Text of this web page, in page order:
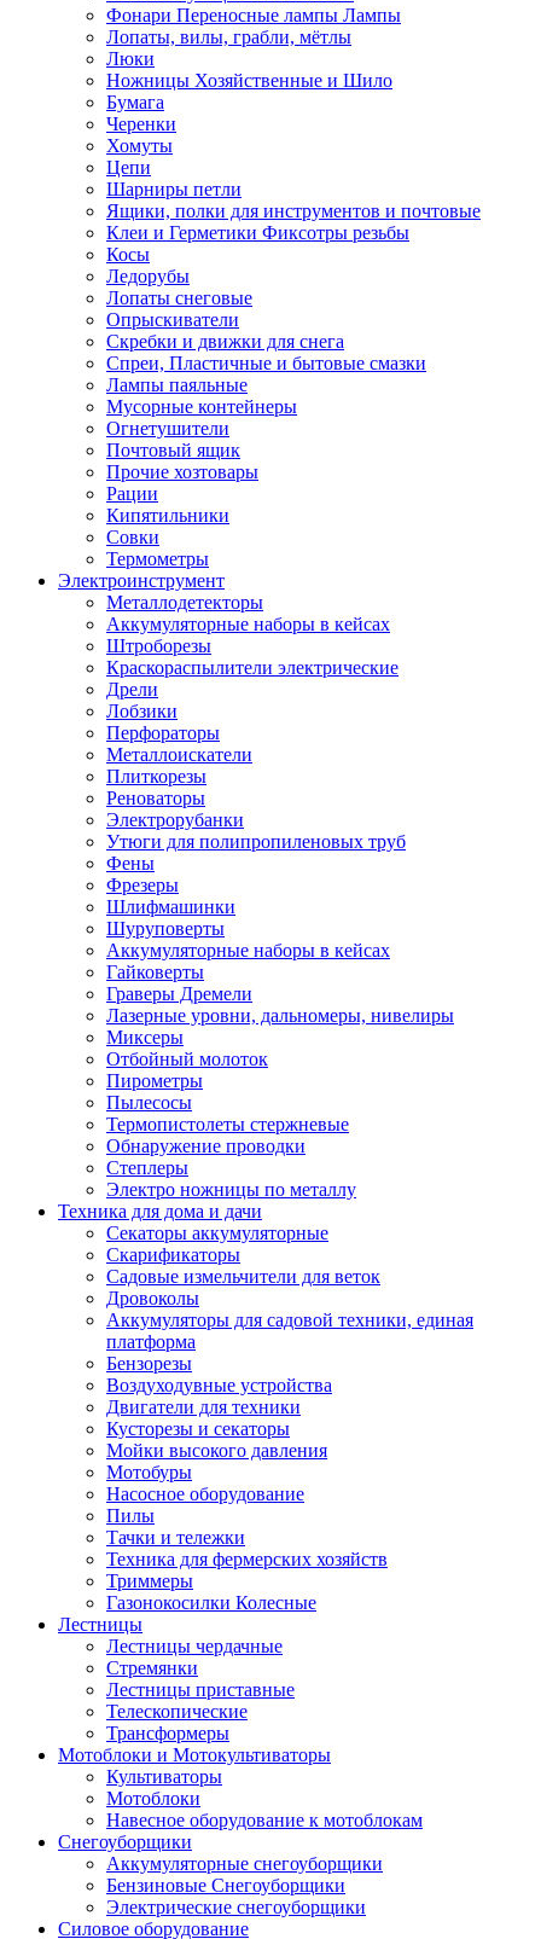
Фонари Переносные лампы Лампы
Лопаты, вилы, грабли, мётлы
Люки
Ножницы Хозяйственные и Шило
Бумага
Черенки
Хомуты
Цепи
Шарниры петли
Ящики, полки для инструментов и почтовые
Клеи и Герметики Фиксотры резьбы
Косы
Ледорубы
Лопаты снеговые
Опрыскиватели
Скребки и движки для снега
Спреи, Пластичные и бытовые смазки
Лампы паяльные
Мусорные контейнеры
Огнетушители
Почтовый ящик
Прочие хозтовары
Рации
Кипятильники
Совки
Термометры
Электроинструмент
Металлодетекторы
Аккумуляторные наборы в кейсах
Штроборезы
Краскораспылители электрические
Дрели
Лобзики
Перфораторы
Металлоискатели
Плиткорезы
Реноваторы
Электрорубанки
Утюги для полипропиленовых труб
Фены
Фрезеры
Шлифмашинки
Шуруповерты
Аккумуляторные наборы в кейсах
Гайковерты
Граверы Дремели
Лазерные уровни, дальномеры, нивелиры
Миксеры
Отбойный молоток
Пирометры
Пылесосы
Термопистолеты стержневые
Обнаружение проводки
Степлеры
Электро ножницы по металлу
Техника для дома и дачи
Секаторы аккумуляторные
Скарификаторы
Садовые измельчители для веток
Дровоколы
Аккумуляторы для садовой техники, единая
платформа
Бензорезы
Воздуходувные устройства
Двигатели для техники
Кусторезы и секаторы
Мойки высокого давления
Мотобуры
Насосное оборудование
Пилы
Тачки и тележки
Техника для фермерских хозяйств
Триммеры
Газонокосилки Колесные
Лестницы
Лестницы чердачные
Стремянки
Лестницы приставные
Телескопические
Трансформеры
Мотоблоки и Мотокультиваторы
Культиваторы
Мотоблоки
Навесное оборудование к мотоблокам
Снегоуборщики
Аккумуляторные снегоуборщики
Бензиновые Снегоуборщики
Электрические снегоуборщики
Силовое оборудование